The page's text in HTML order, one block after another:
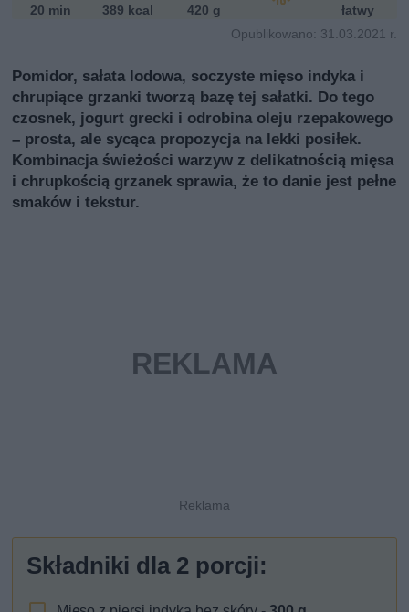
20 min 389 kcal 420 g
łatwy
Opublikowano: 31.03.2021 r.
Pomidor, sałata lodowa, soczyste mięso indyka i
chrupiące grzanki tworzą bazę tej sałatki. Do tego
czosnek, jogurt grecki i odrobina oleju rzepakowego
– prosta, ale sycąca propozycja na lekki posiłek.
Kombinacja świeżości warzyw z delikatnością mięsa
i chrupkością grzanek sprawia, że to danie jest pełne
smaków i tekstur.
Składniki dla 2 porcji: